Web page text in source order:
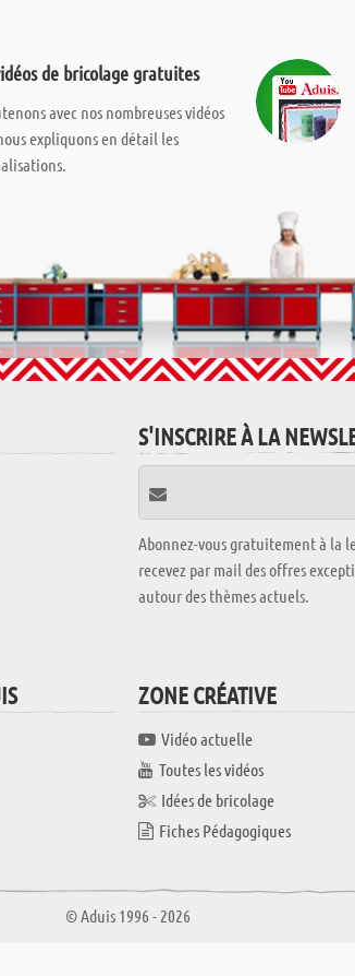
de bricolage gratuites
avec nos nombreuses vidéos
expliquons en détail les
S'INSCRIRE À LA
Abonnez-vous gratuitement à la
recevez par mail des offres
autour des thèmes actuels.
ZONE CRÉATIVE
Vidéo actuelle
Toutes les vidéos
Idées de bricolage
Fiches Pédagogiques
© Aduis 1996 - 2026